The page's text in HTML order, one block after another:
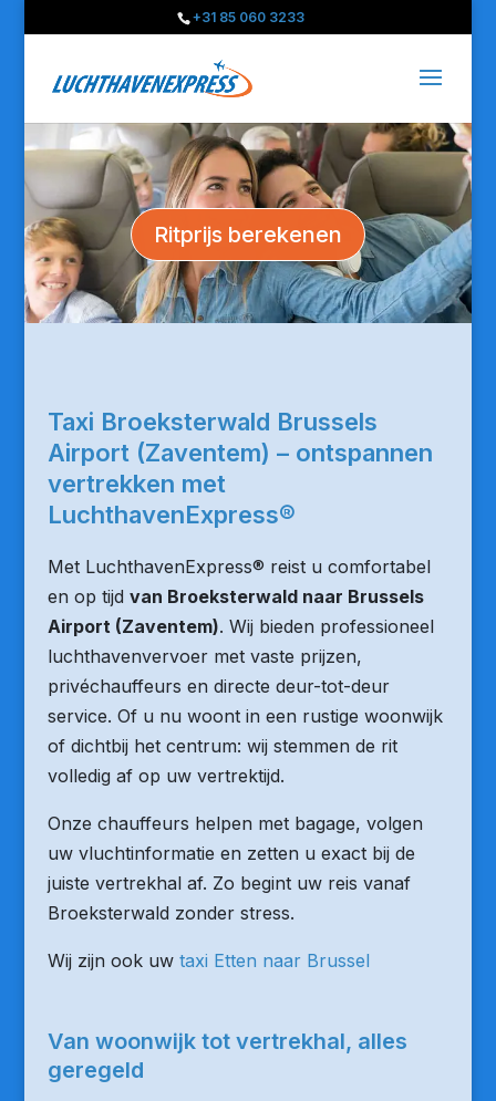
+31 85 060 3233
Ritprijs berekenen
Taxi Broeksterwald Brussels
Airport (Zaventem) – ontspannen
vertrekken met
LuchthavenExpress®
Met LuchthavenExpress® reist u comfortabel
en op tijd van Broeksterwald naar Brussels
Airport (Zaventem). Wij bieden professioneel
luchthavenvervoer met vaste prijzen,
privéchauffeurs en directe deur-tot-deur
service. Of u nu woont in een rustige woonwijk
of dichtbij het centrum: wij stemmen de rit
volledig af op uw vertrektijd.
Onze chauffeurs helpen met bagage, volgen
uw vluchtinformatie en zetten u exact bij de
juiste vertrekhal af. Zo begint uw reis vanaf
Broeksterwald zonder stress.
Wij zijn ook uw taxi Etten naar Brussel
Van woonwijk tot vertrekhal, alles
geregeld